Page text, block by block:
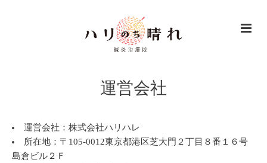
運営会社
運営会社：株式会社ハリハレ
所在地：〒105-0012東京都港区芝大門２丁目８番１６号
島倉ビル２Ｆ